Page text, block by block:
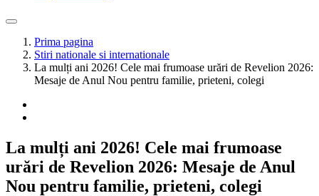
Prima pagina
Stiri nationale si internationale
La mulți ani 2026! Cele mai frumoase urări de Revelion 2026:
Mesaje de Anul Nou pentru familie, prieteni, colegi
La mulți ani 2026! Cele mai frumoase
urări de Revelion 2026: Mesaje de Anul
Nou pentru familie, prieteni, colegi